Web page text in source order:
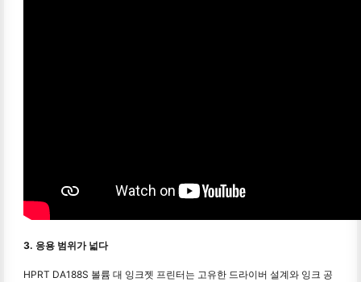
3. 응용 범위가 넓다
HPRT DA188S 볼륨 대 잉크젯 프린터는 고유한 드라이버 설계와 잉크 공